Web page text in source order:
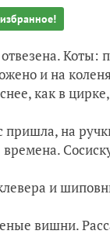
Коты:
и на
как в
пришла, на
и
вишни.